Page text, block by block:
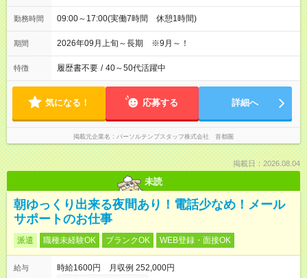
勤務時間 09:00～17:00(実働7時間 休憩1時間)
期間 2026年09月上旬～長期 ※9月～！
特徴 履歴書不要 / 40～50代活躍中
気になる！ 応募する 詳細へ
掲載元企業名 パーソルテンプスタッフ株式会社 首都圏
掲載日：2026.08.04
未読
朝ゆっくり出来る夜間あり！電話少なめ！メール
サポートのお仕事
派遣 職種未経験OK ブランクOK WEB登録・面接OK
給与
時給1600円 月収例 252,000円